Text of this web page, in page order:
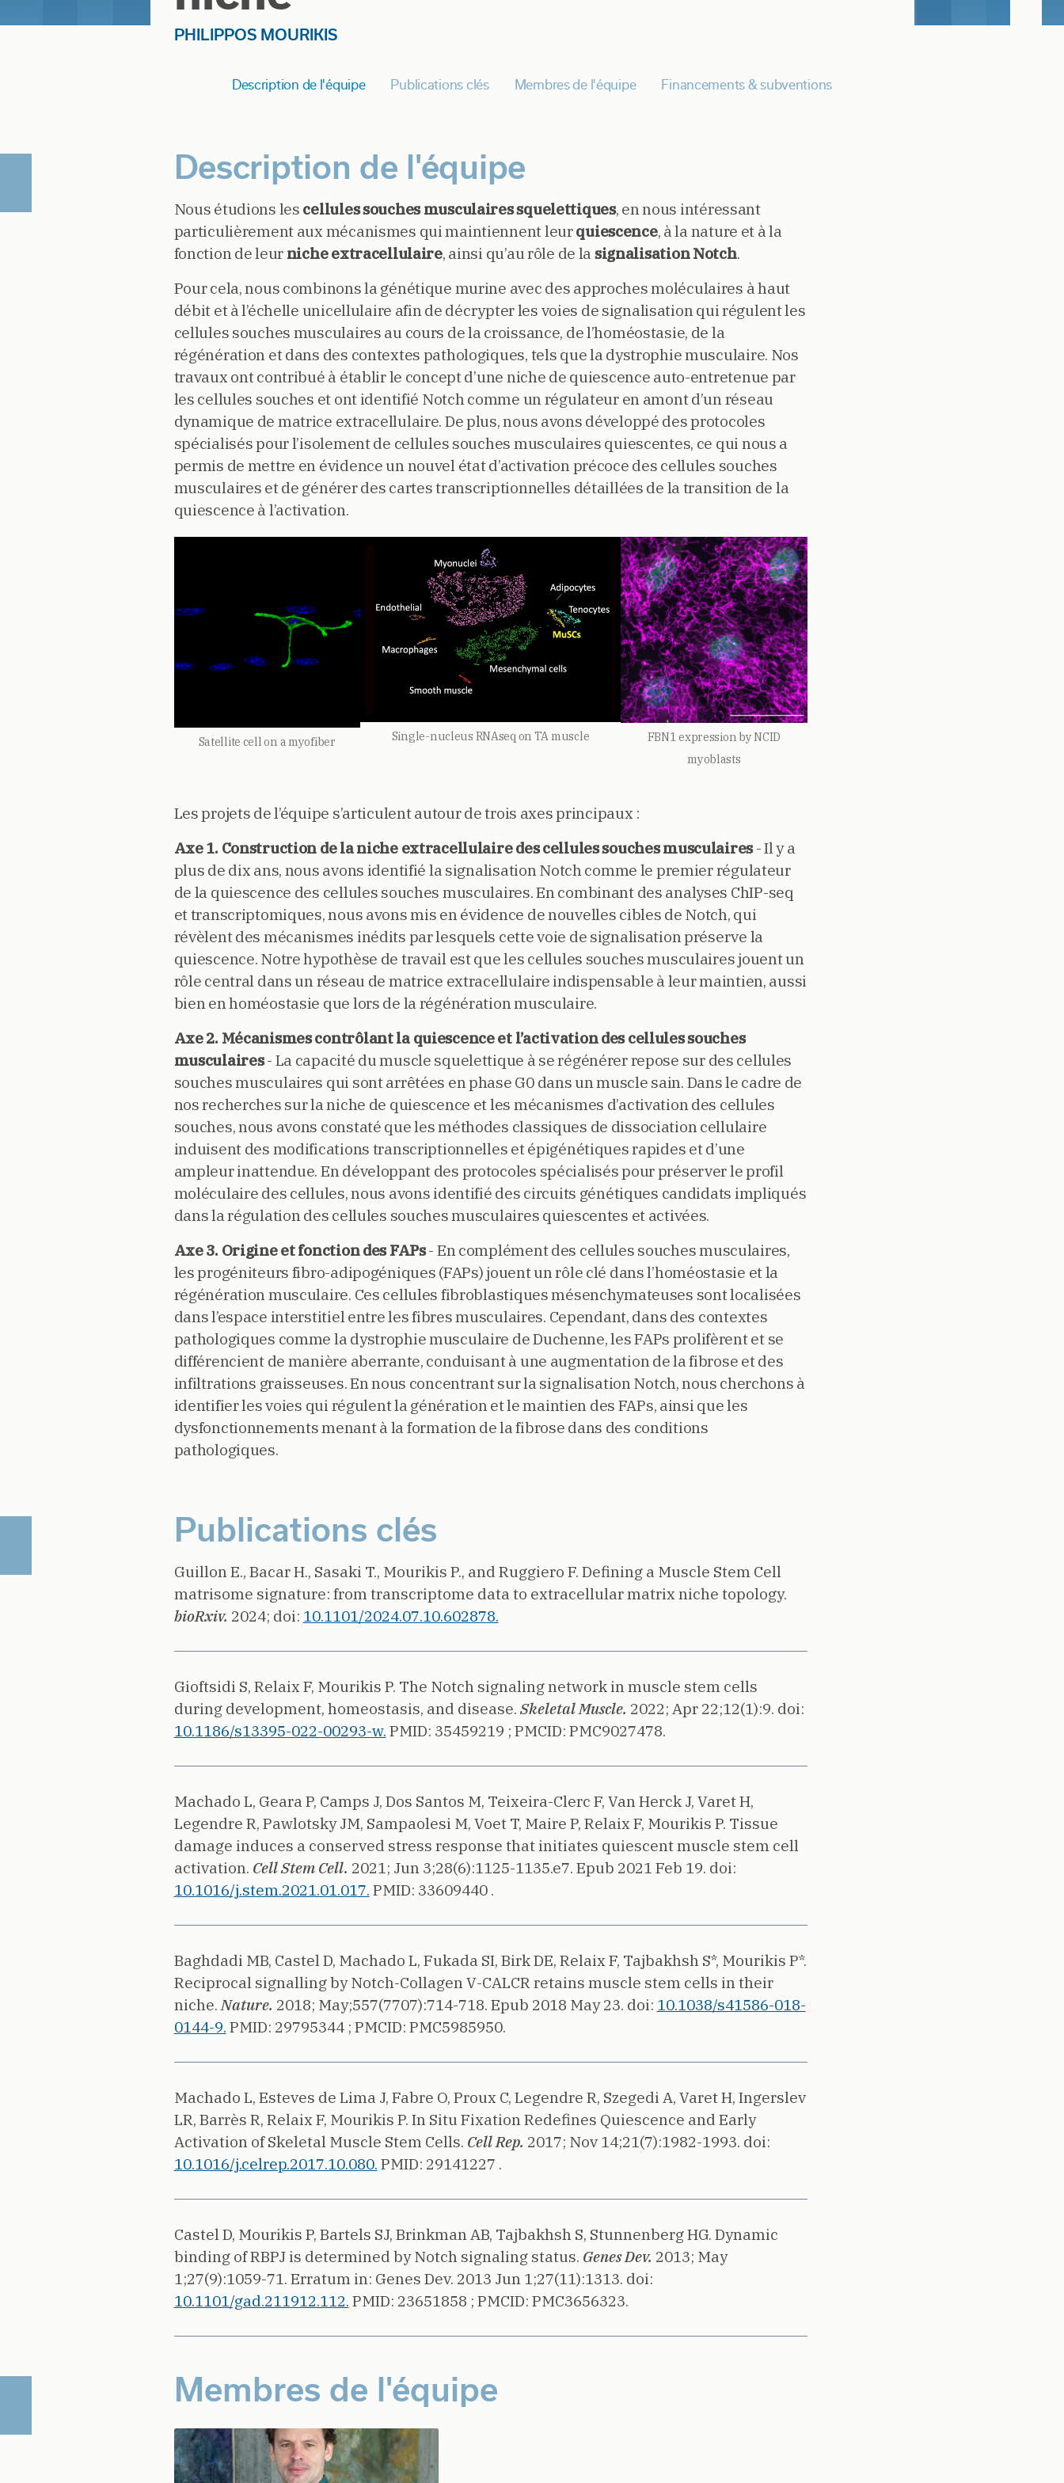
PHILIPPOS MOURIKIS
Description de l'équipe Publications clés Membres de l'équipe Financements & subventions
Description de l'équipe
Nous étudions les cellules souches musculaires squelettiques, en nous intéressant
particulièrement aux mécanismes qui maintiennent leurquiescence, à la nature et à la
fonction de leur niche extracellulaire, ainsi qu’au rôle de la signalisation Notch.
Pour cela, nous combinons la génétique murine avec des approches moléculaires à haut
débit et à l’échelle unicellulaire afin de décrypter les voies de signalisation qui régulent les
cellules souches musculaires au cours de la croissance, de l’homéostasie, de la
régénération et dans des contextes pathologiques, tels que la dystrophie musculaire. Nos
travaux ont contribué à établir le concept d’une niche de quiescence auto-entretenue par
les cellules souches et ont identifié Notch comme un régulateur en amont d’un réseau
dynamique de matrice extracellulaire. De plus, nous avons développé des protocoles
spécialisés pour l’isolement de cellules souches musculaires quiescentes, ce qui nous a
permis de mettre en évidence un nouvel état d’activation précoce des cellules souches
musculaires et de générer des cartes transcriptionnelles détaillées de la transition de la
quiescence à l’activation.
Satellite cell on a myofiber Single-nucleus RNAseq on TA muscle
FBN1 expression by NCID
myoblasts
Les projets de l’équipe s’articulent autour de trois axes principaux :
Axe 1. Construction de la niche extracellulaire des cellules souches musculaires- Il y a
plus de dix ans, nous avons identifié la signalisation Notch comme le premier régulateur
de la quiescence des cellules souches musculaires. En combinant des analyses ChIP-seq
et transcriptomiques, nous avons mis en évidence de nouvelles cibles de Notch, qui
révèlent des mécanismes inédits par lesquels cette voie de signalisation préserve la
quiescence. Notre hypothèse de travail est que les cellules souches musculaires jouent un
rôle central dans un réseau de matrice extracellulaire indispensable à leur maintien, aussi
bien en homéostasie que lors de la régénération musculaire.
Axe 2. Mécanismes contrôlant la quiescence et l’activation des cellules souches
musculaires- La capacité du muscle squelettique à se régénérer repose sur des cellules
souches musculaires qui sont arrêtées en phase G0 dans un muscle sain. Dans le cadre de
nos recherches sur la niche de quiescence et les mécanismes d’activation des cellules
souches, nous avons constaté que les méthodes classiques de dissociation cellulaire
induisent des modifications transcriptionnelles et épigénétiques rapides et d’une
ampleur inattendue. En développant des protocoles spécialisés pour préserver le profil
moléculaire des cellules, nous avons identifié des circuits génétiques candidats impliqués
dans la régulation des cellules souches musculaires quiescentes et activées.
Axe 3. Origine et fonction des FAPs- En complément des cellules souches musculaires,
les progéniteurs fibro-adipogéniques (FAPs) jouent un rôle clé dans l’homéostasie et la
régénération musculaire. Ces cellules fibroblastiques mésenchymateuses sont localisées
dans l’espace interstitiel entre les fibres musculaires. Cependant, dans des contextes
pathologiques comme la dystrophie musculaire de Duchenne, les FAPs prolifèrent et se
différencient de manière aberrante, conduisant à une augmentation de la fibrose et des
infiltrations graisseuses. En nous concentrant sur la signalisation Notch, nous cherchons à
identifier les voies qui régulent la génération et le maintien des FAPs, ainsi que les
dysfonctionnements menant à la formation de la fibrose dans des conditions
pathologiques.
Publications clés
Guillon E., Bacar H., Sasaki T., Mourikis P., and Ruggiero F. Defining a Muscle Stem Cell
matrisome signature: from transcriptome data to extracellular matrix niche topology.
bioRxiv. 2024; doi: 10.1101/2024.07.10.602878.
Gioftsidi S, Relaix F, Mourikis P. The Notch signaling network in muscle stem cells
during development, homeostasis, and disease.Skeletal Muscle. 2022; Apr 22;12(1):9. doi:
10.1186/s13395-022-00293-w. PMID: 35459219 ; PMCID: PMC9027478.
Machado L, Geara P, Camps J, Dos Santos M, Teixeira-Clerc F, Van Herck J, Varet H,
Legendre R, Pawlotsky JM, Sampaolesi M, Voet T, Maire P, Relaix F, Mourikis P. Tissue
damage induces a conserved stress response that initiates quiescent muscle stem cell
activation. Cell Stem Cell. 2021; Jun 3;28(6):1125-1135.e7. Epub 2021 Feb 19. doi:
10.1016/j.stem.2021.01.017. PMID: 33609440 .
Baghdadi MB, Castel D, Machado L, Fukada SI, Birk DE, Relaix F, Tajbakhsh S*, Mourikis P*.
Reciprocal signalling by Notch-Collagen V-CALCR retains muscle stem cells in their
niche.Nature. 2018; May;557(7707):714-718. Epub 2018 May 23. doi: 10.1038/s41586-018-
0144-9. PMID: 29795344 ; PMCID: PMC5985950.
Machado L, Esteves de Lima J, Fabre O, Proux C, Legendre R, Szegedi A, Varet H, Ingerslev
LR, Barrès R, Relaix F, Mourikis P. In Situ Fixation Redefines Quiescence and Early
Activation of Skeletal Muscle Stem Cells. Cell Rep. 2017; Nov 14;21(7):1982-1993. doi:
10.1016/j.celrep.2017.10.080. PMID: 29141227 .
Castel D, Mourikis P, Bartels SJ, Brinkman AB, Tajbakhsh S, Stunnenberg HG. Dynamic
binding of RBPJ is determined by Notch signaling status. Genes Dev. 2013; May
1;27(9):1059-71. Erratum in: Genes Dev. 2013 Jun 1;27(11):1313. doi:
10.1101/gad.211912.112. PMID: 23651858 ; PMCID: PMC3656323.